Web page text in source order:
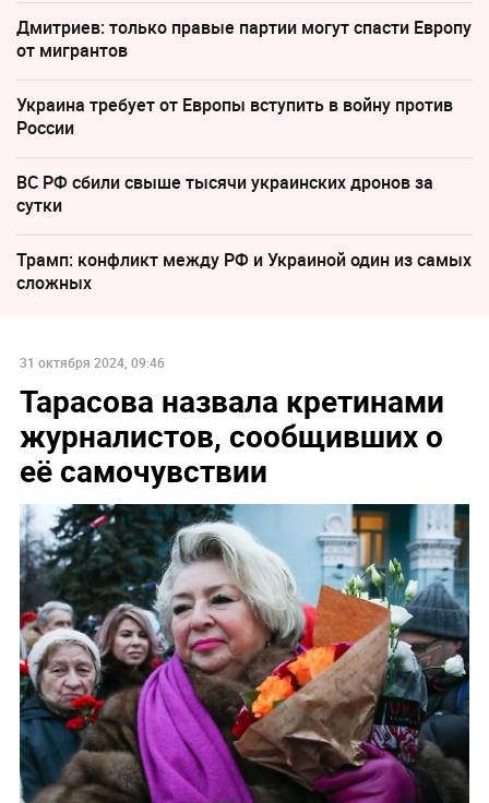
Дмитриев: только правые партии могут спасти Европу
от мигрантов
Украина требует от Европы вступить в войну против
России
ВС РФ сбили свыше тысячи украинских дронов за
сутки
Трамп: конфликт между РФ и Украиной один из самых
сложных
31 октября 2024, 09:46
Тарасова назвала кретинами
журналистов, сообщивших о
её самочувствии